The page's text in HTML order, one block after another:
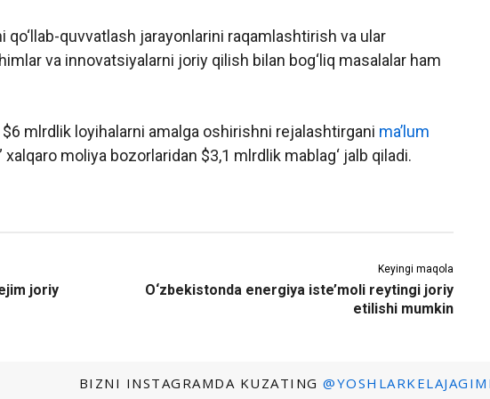
qo‘llab-quvvatlash jarayonlarini raqamlashtirish va ular
va innovatsiyalarni joriy qilish bilan bog‘liq masalalar ham
$6 mlrdlik loyihalarni amalga oshirishni rejalashtirgani ma’lum
xalqaro moliya bozorlaridan $3,1 mlrdlik mablag‘ jalb qiladi.
joriy
Keyingi maqola
O‘zbekistonda energiya iste’moli reytingi joriy
etilishi mumkin
BIZNI INSTAGRAMDA KUZATING